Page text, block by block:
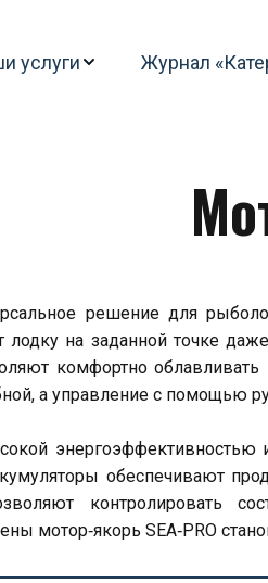
услуги Журнал
решение для
на заданной точке
комфортно
а управление с помощью
обеспечивают
контролировать
мотор‑якорь SEA‑PRO